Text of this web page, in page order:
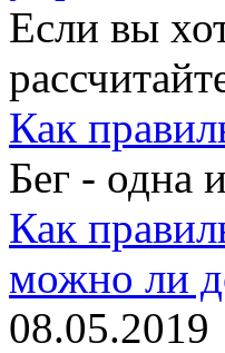
Если вы
Как
Бег - одна
Как
можно ли
08.05.2019